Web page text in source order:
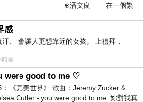
在一個繁
感
汗、 會讓人更想靠近的女孩。 上禮拜，
時前
were good to me ♡
：《完美世界》 歌曲：Jeremy Zucker &
Cutler - you were good to me 妳對我真